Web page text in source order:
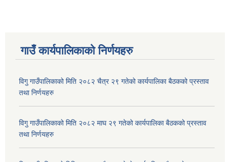
गाउँ कार्यपालिकाकाे निर्णयहरु
विगु गाउँपालिकाको मिति २०८२ चैत्र २९ गतेको कार्यपालिका बैठकको प्रस्ताव
तथा निर्णयहरु
विगु गाउँपालिकाको मिति २०८२ माघ २९ गतेको कार्यपालिका बैठकको प्रस्ताव
तथा निर्णयहरु